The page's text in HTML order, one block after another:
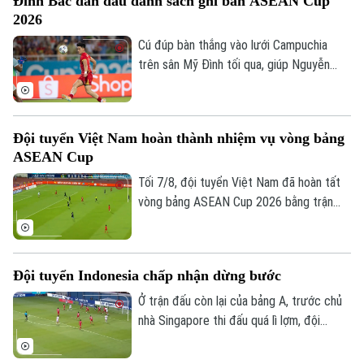
Liên hệ đường dây nóng (bấm để gọi)
của đội tuyển Việt Nam trên sân Mỹ Đình.
thể mua vé.
2026
Cú đúp bàn thắng vào lưới Campuchia
trên sân Mỹ Đình tối qua, giúp Nguyễn
Đội tuyển Việt Nam hoàn thành nhiệm vụ vòng bảng
ASEAN Cup
Tối 7/8, đội tuyển Việt Nam đã hoàn tất
vòng bảng ASEAN Cup 2026 bằng trận
có được niềm vui trọn vẹn ở Mỹ Đình.
Đội tuyển Indonesia chấp nhận dừng bước
Ở trận đấu còn lại của bảng A, trước chủ
nhà Singapore thi đấu quá lì lợm, đội